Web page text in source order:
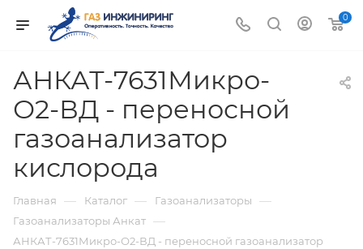
0
АНКАТ-7631Микро-
О2-ВД - переносной
газоанализатор
кислорода
Главная — Каталог — Газоанализаторы —
Газоанализаторы Анкат —
АНКАТ-7631Микро-О2-ВД - переносной газоанализатор